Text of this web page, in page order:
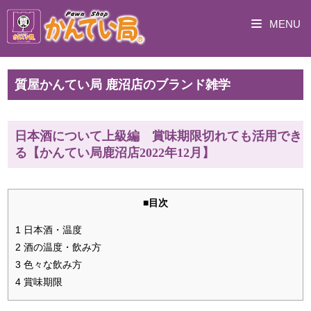
MENU
質屋かんてい局 鹿沼店のブランド雑学
日本酒について上級編 賞味期限切れても活用でき
る【かんてい局鹿沼店2022年12月】
■目次
1 日本酒・温度
2 酒の温度・飲み方
3 色々な飲み方
4 賞味期限